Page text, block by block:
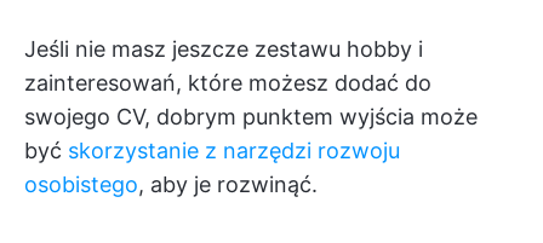
Jeśli nie masz jeszcze zestawu hobby i
zainteresowań, które możesz dodać do
swojego CV, dobrym punktem wyjścia może
być skorzystanie z narzędzi rozwoju
osobistego, aby je rozwinąć.